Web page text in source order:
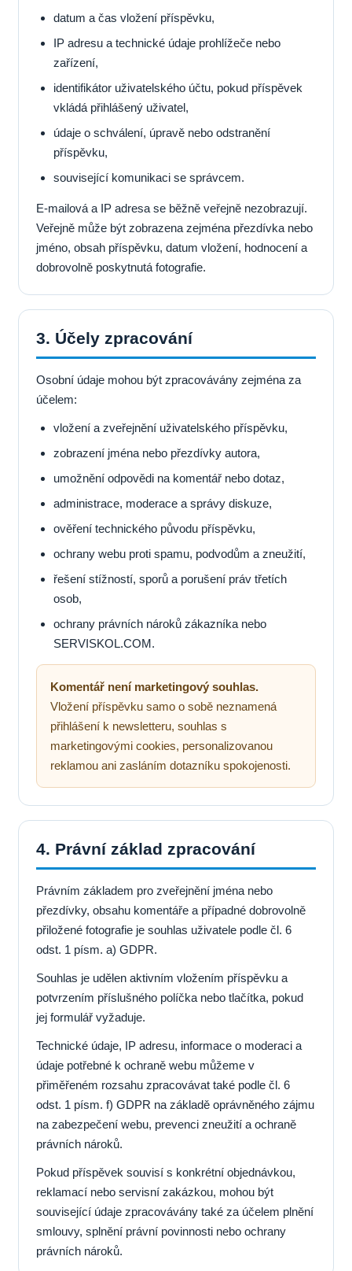
datum a čas vložení příspěvku,
IP adresu a technické údaje prohlížeče nebo
zařízení,
identifikátor uživatelského účtu, pokud příspěvek
vkládá přihlášený uživatel,
údaje o schválení, úpravě nebo odstranění
příspěvku,
související komunikaci se správcem.
E-mailová a IP adresa se běžně veřejně nezobrazují.
Veřejně může být zobrazena zejména přezdívka nebo
jméno, obsah příspěvku, datum vložení, hodnocení a
dobrovolně poskytnutá fotografie.
3. Účely zpracování
Osobní údaje mohou být zpracovávány zejména za
účelem:
vložení a zveřejnění uživatelského příspěvku,
zobrazení jména nebo přezdívky autora,
umožnění odpovědi na komentář nebo dotaz,
administrace, moderace a správy diskuze,
ověření technického původu příspěvku,
ochrany webu proti spamu, podvodům a zneužití,
řešení stížností, sporů a porušení práv třetích
osob,
ochrany právních nároků zákazníka nebo
SERVISKOL.COM.
Komentář není marketingový souhlas.
Vložení příspěvku samo o sobě neznamená
přihlášení k newsletteru, souhlas s
marketingovými cookies, personalizovanou
reklamou ani zasláním dotazníku spokojenosti.
4. Právní základ zpracování
Právním základem pro zveřejnění jména nebo
přezdívky, obsahu komentáře a případné dobrovolně
přiložené fotografie je souhlas uživatele podle čl. 6
odst. 1 písm. a) GDPR.
Souhlas je udělen aktivním vložením příspěvku a
potvrzením příslušného políčka nebo tlačítka, pokud
jej formulář vyžaduje.
Technické údaje, IP adresu, informace o moderaci a
údaje potřebné k ochraně webu můžeme v
přiměřeném rozsahu zpracovávat také podle čl. 6
odst. 1 písm. f) GDPR na základě oprávněného zájmu
na zabezpečení webu, prevenci zneužití a ochraně
právních nároků.
Pokud příspěvek souvisí s konkrétní objednávkou,
reklamací nebo servisní zakázkou, mohou být
související údaje zpracovávány také za účelem plnění
smlouvy, splnění právní povinnosti nebo ochrany
právních nároků.